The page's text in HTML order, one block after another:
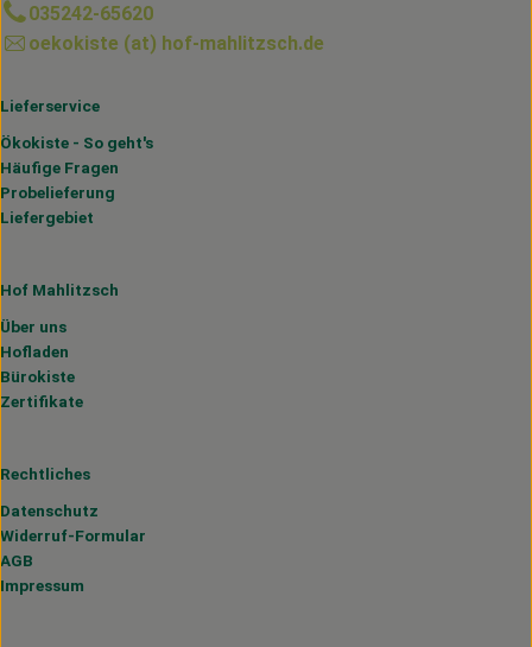
035242-65620
oekokiste (at) hof-mahlitzsch.de
Lieferservice
Ökokiste - So geht's
Häufige Fragen
Probelieferung
Liefergebiet
Hof Mahlitzsch
Über uns
Hofladen
Bürokiste
Zertifikate
Rechtliches
Datenschutz
Widerruf-Formular
AGB
Impressum